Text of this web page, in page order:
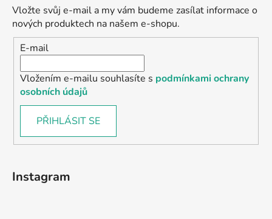
Vložte svůj e-mail a my vám budeme zasílat informace o
nových produktech na našem e-shopu.
E-mail
Vložením e-mailu souhlasíte s podmínkami ochrany
osobních údajů
PŘIHLÁSIT SE
Instagram